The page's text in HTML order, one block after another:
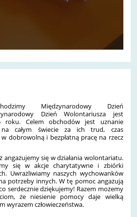
Międzynarodowy Dzień
Dzień Wolontariusza jest
roku. Celem obchodów jest uznanie
na całym świecie za ich trud, czas
dobrowolną i bezpłatną pracę na rzecz
angażujemy się w działania wolontariatu.
się w akcje charytatywne i zbiórki
Uwrażliwiamy naszych wychowanków
potrzeby innych. W tę pomoc angażują
serdecznie dziękujemy! Razem możemy
że niesienie pomocy daje wielką
wyrazem człowieczeństwa.